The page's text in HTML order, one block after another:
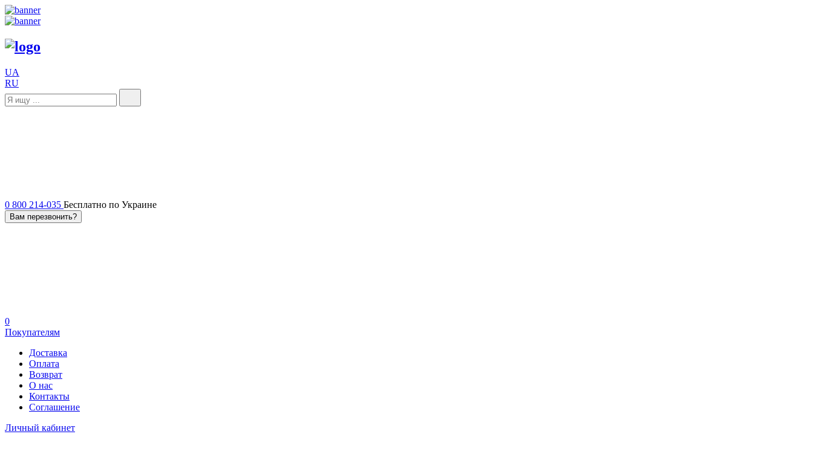
UA
RU
0 800 214-035 Бесплатно по Украине
Вам перезвонить?
0
Покупателям
Доставка
Оплата
Возврат
О нас
Контакты
Соглашение
Личный кабинет